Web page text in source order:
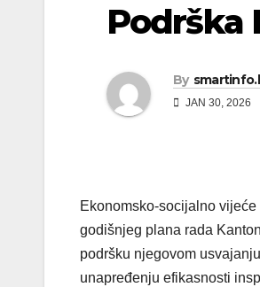
Podrška
By
JAN 30, 2026
Ekonomsko-socijalno
godišnjeg plana rada
podršku njegovom
unapređenju efikasnosti